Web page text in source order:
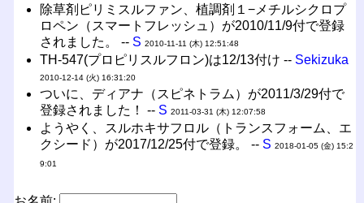
除草剤ピリミスルファン、植調剤１−メチルシクロプ
ロペン（スマートフレッシュ）が2010/11/9付で登録
されました。 -- S 2010-11-11 (木) 12:51:48
TH-547(プロピリスルフロン)は12/13付け -- Sekizuka
2010-12-14 (火) 16:31:20
ついに、ディアナ（スピネトラム）が2011/3/29付で
登録されました！ -- S 2011-03-31 (木) 12:07:58
ようやく、スルホキサフロル（トランスフォーム、エ
クシード）が2017/12/25付で登録。 -- S 2018-01-05 (金) 15:2
9:01